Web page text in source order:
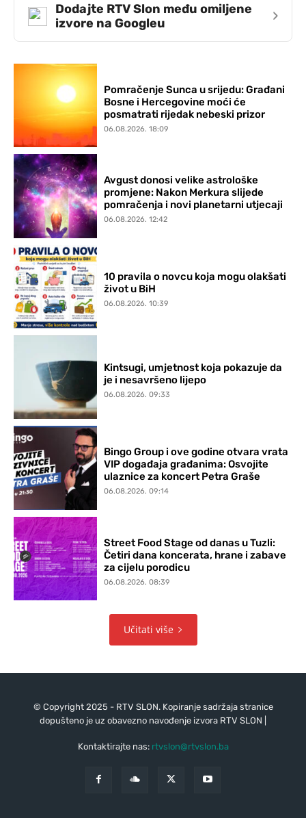
Dodajte RTV Slon među omiljene
izvore na Googleu
›
Pomračenje Sunca u srijedu: Građani
Bosne i Hercegovine moći će
posmatrati rijedak nebeski prizor
06.08.2026. 18:09
Avgust donosi velike astrološke
promjene: Nakon Merkura slijede
pomračenja i novi planetarni utjecaji
06.08.2026. 12:42
10 pravila o novcu koja mogu olakšati
život u BiH
06.08.2026. 10:39
Kintsugi, umjetnost koja pokazuje da
je i nesavršeno lijepo
06.08.2026. 09:33
Bingo Group i ove godine otvara vrata
VIP događaja građanima: Osvojite
ulaznice za koncert Petra Graše
06.08.2026. 09:14
Street Food Stage od danas u Tuzli:
Četiri dana koncerata, hrane i zabave
za cijelu porodicu
06.08.2026. 08:39
Učitati više
© Copyright 2025 - RTV SLON. Kopiranje sadržaja stranice
dopušteno je uz obavezno navođenje izvora RTV SLON |
Kontaktirajte nas: rtvslon@rtvslon.ba